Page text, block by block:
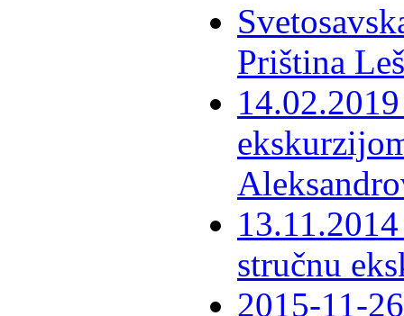
Priština
stručnu
2015-11-